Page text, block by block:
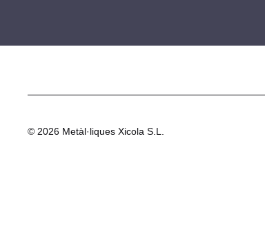
© 2026 Metàl·liques Xicola S.L.